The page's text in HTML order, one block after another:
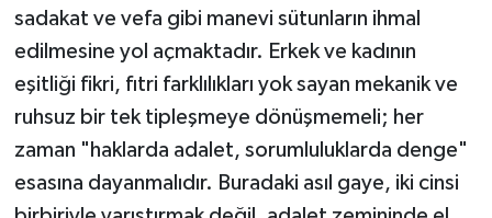
sadakat ve vefa gibi manevi sütunların ihmal
edilmesine yol açmaktadır. Erkek ve kadının
eşitliği fikri, fıtri farklılıkları yok sayan mekanik ve
ruhsuz bir tek tipleşmeye dönüşmemeli; her
zaman "haklarda adalet, sorumluluklarda denge"
esasına dayanmalıdır. Buradaki asıl gaye, iki cinsi